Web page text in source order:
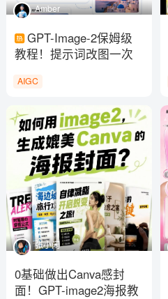
GPT-Image-2保姆级
教程！提示词改图一次
Amber
AIGC
0基础做出Canva感封
面！GPT-image2海报教
张小闲